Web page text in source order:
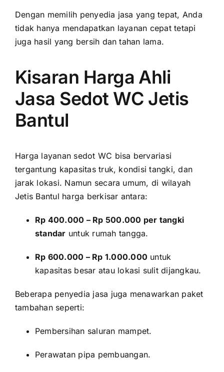
Dengan memilih penyedia jasa yang tepat, Anda
tidak hanya mendapatkan layanan cepat tetapi
juga hasil yang bersih dan tahan lama.
Kisaran Harga Ahli
Jasa Sedot WC Jetis
Bantul
Harga layanan sedot WC bisa bervariasi
tergantung kapasitas truk, kondisi tangki, dan
jarak lokasi. Namun secara umum, di wilayah
Jetis Bantul harga berkisar antara:
Rp 400.000 – Rp 500.000 per tangki
standar untuk rumah tangga.
Rp 600.000 – Rp 1.000.000 untuk
kapasitas besar atau lokasi sulit dijangkau.
Beberapa penyedia jasa juga menawarkan paket
tambahan seperti:
Pembersihan saluran mampet.
Perawatan pipa pembuangan.